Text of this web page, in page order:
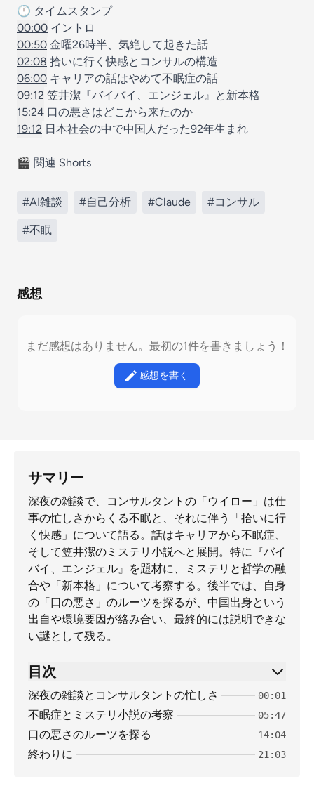
🕒 タイムスタンプ
00:00 イントロ
00:50 金曜26時半、気絶して起きた話
02:08 拾いに行く快感とコンサルの構造
06:00 キャリアの話はやめて不眠症の話
09:12 笠井潔『バイバイ、エンジェル』と新本格
15:24 口の悪さはどこから来たのか
19:12 日本社会の中で中国人だった92年生まれ
🎬 関連 Shorts
#AI雑談 #自己分析 #Claude #コンサル
#不眠
感想
まだ感想はありません。最初の1件を書きましょう！
感想を書く
サマリー
深夜の雑談で、コンサルタントの「ウイロー」は仕
事の忙しさからくる不眠と、それに伴う「拾いに行
く快感」について語る。話はキャリアから不眠症、
そして笠井潔のミステリ小説へと展開。特に『バイ
バイ、エンジェル』を題材に、ミステリと哲学の融
合や「新本格」について考察する。後半では、自身
の「口の悪さ」のルーツを探るが、中国出身という
出自や環境要因が絡み合い、最終的には説明できな
い謎として残る。
目次
深夜の雑談とコンサルタントの忙しさ 00:01
不眠症とミステリ小説の考察 05:47
口の悪さのルーツを探る 14:04
終わりに 21:03